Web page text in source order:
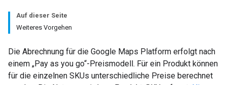
Auf dieser Seite
Weiteres Vorgehen
Die Abrechnung für die Google Maps Platform erfolgt nach
einem „Pay as you go“-Preismodell. Für ein Produkt können
für die einzelnen SKUs unterschiedliche Preise berechnet